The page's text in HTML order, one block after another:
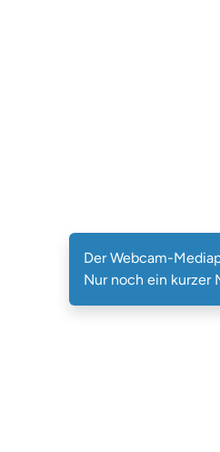
Der
Der Webcam-
Nur noch ein kurzer